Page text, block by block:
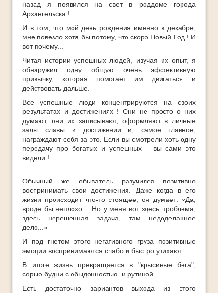
Методы стратегического успеха
Мифы успеха
Мои истории успеха
Молодеть с каждым годом
Новости
Обучающее видео
Ответы
Платные Продукты
Полезные книги
ТОП-10
назад я появился на свет в роддоме города
Архангельска !
И в том, что мой день рождения именно в декабре,
мне повезло хотя бы потому, что скоро Новый Год ! И
вот почему...
Читая истории успешных людей, изучая их опыт, я
обнаружил одну общую очень эффективную
привычку, которая помогает им двигаться и
действовать дальше.
Все успешные люди концентрируются на своих
результатах и достижениях ! Они не просто о них
думают, они их записывают, оформляют в личные
залы славы и достижений и, самое главное,
награждают себя за это. Если вы смотрели хоть одну
передачу про богатых и успешных – вы сами это
видели !
Обычный же обыватель разучился позитивно
воспринимать свои достижения. Даже когда в его
жизни происходит что-то стоящее, он думает: «Да,
вроде бы неплохо… Но у меня вот здесь проблема,
здесь нерешенная задача, там недоделанное
дело...»
И под гнетом этого негативного груза позитивные
эмоции воспринимаются слабо и быстро утихают.
В итоге жизнь превращается в "крысиные бега",
серые будни с обыденностью и рутиной.
Есть достаточно вариантов выхода из этого